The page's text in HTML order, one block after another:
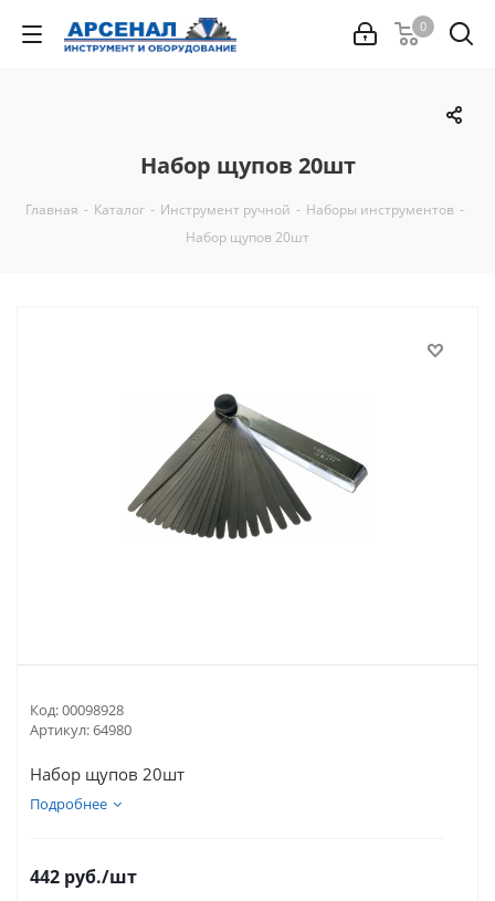
0
Набор щупов 20шт
Главная - Каталог - Инструмент ручной - Наборы инструментов -
Набор щупов 20шт
Код:00098928
Артикул:64980
Набор щупов 20шт
Подробнее
442 руб./шт